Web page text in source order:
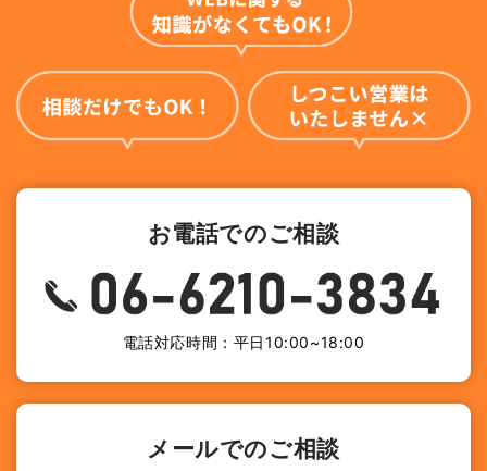
お電話でのご相談
電話対応時間：平日10:00~18:00
メールでのご相談